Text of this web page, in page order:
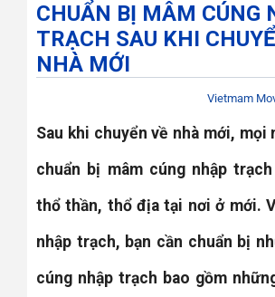
CHUẨN BỊ MÂM CÚNG
TRẠCH SAU KHI
NHÀ MỚI
Vietmam
Sau khi chuyển về nhà mới, mọi
chuẩn bị mâm cúng nhập
thổ thần, thổ địa tại nơi ở mới.
nhập trạch, bạn cần chuẩn bị
cúng nhập trạch bao gồm